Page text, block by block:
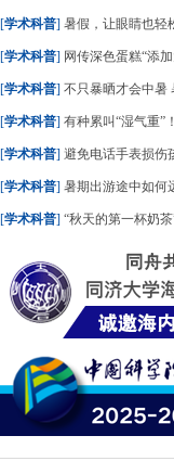
[学术科普] 暑假，让眼睛也轻
[学术科普] 网传深色蛋糕“添加大
[学术科普] 不只暴晒才会中暑
[学术科普] 有种累叫“湿气重”
[学术科普] 避免电话手表损伤
[学术科普] 暑期出游途中如何远离肠
[学术科普] “秋天的第一杯奶茶”怎